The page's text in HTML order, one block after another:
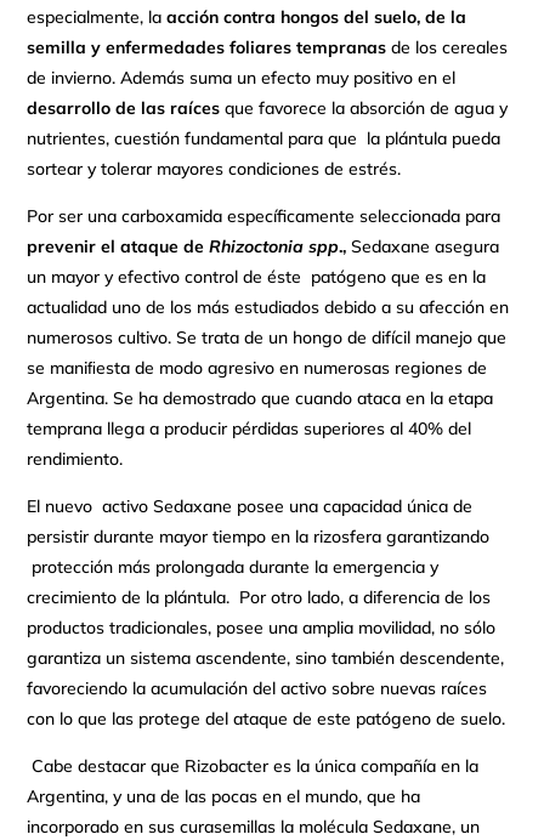
especialmente, la acción contra hongos del suelo, de la
semilla y enfermedades foliares tempranas de los cereales
de invierno. Además suma un efecto muy positivo en el
desarrollo de las raícesque favorece la absorción de agua y
nutrientes, cuestión fundamental para que la plántula pueda
sortear y tolerar mayores condiciones de estrés.
Por ser una carboxamida específicamente seleccionada para
prevenir el ataque deRhizoctonia spp., Sedaxane asegura
un mayor y efectivo control de éste patógeno que es en la
actualidad uno de los más estudiados debido a su afección en
numerosos cultivo. Se trata de un hongo de difícil manejo que
se maniﬁesta de modo agresivo en numerosas regiones de
Argentina. Se ha demostrado que cuando ataca en la etapa
temprana llega a producir pérdidas superiores al 40% del
rendimiento.
El nuevo activo Sedaxane posee una capacidad única de
persistir durante mayor tiempo en la rizosfera garantizando
protección más prolongada durante la emergencia y
crecimiento de la plántula. Por otro lado, a diferencia de los
productos tradicionales, posee una amplia movilidad, no sólo
garantiza un sistema ascendente, sino también descendente,
favoreciendo la acumulación del activo sobre nuevas raíces
con lo que las protege del ataque de este patógeno de suelo.
Cabe destacar que Rizobacter es la única compañía en la
Argentina, y una de las pocas en el mundo, que ha
incorporado en sus curasemillas la molécula Sedaxane, un